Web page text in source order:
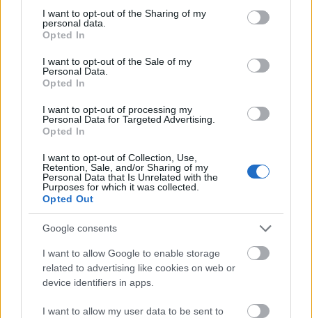
not limited to your visit or usage behaviour. You may click to
grant or deny consent to Google and its third-party tags to
use your data for below specified purposes in below Google
consent section.
I want to opt-out of the Sharing of my
personal data.
Opted In
I want to opt-out of the Sale of my
Personal Data.
Opted In
I want to opt-out of processing my
Personal Data for Targeted Advertising.
Opted In
I want to opt-out of Collection, Use,
Retention, Sale, and/or Sharing of my
Personal Data that Is Unrelated with the
Purposes for which it was collected.
Opted Out
Google consents
I want to allow Google to enable storage
related to advertising like cookies on web or
device identifiers in apps.
I want to allow my user data to be sent to